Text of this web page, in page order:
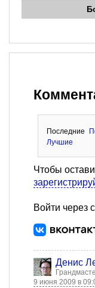
Последние
Лучшие
Чтобы
Войти через
Денис
9 июня 2009 в